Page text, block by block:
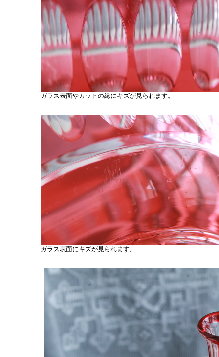
ガラス表面やカットの縁にキズが見られます。
ガラス表面にキズが見られます。